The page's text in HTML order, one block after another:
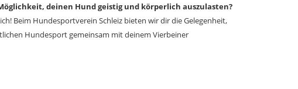
deinen Hund geistig und körperlich auszulasten?
Beim Hundesportverein Schleiz bieten wir dir die Gelegenheit,
Hundesport gemeinsam mit deinem Vierbeiner